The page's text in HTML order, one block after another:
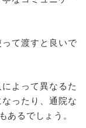
て渡すと良いで
よって異なるた
ったり、通院な
あるでしょう。